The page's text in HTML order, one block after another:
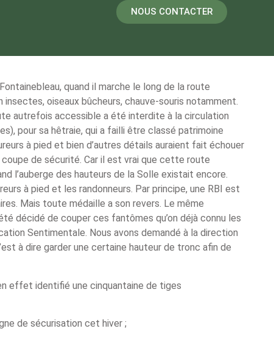
NOUS CONTACTER
quand il marche le long de la route
oiseaux bûcheurs, chauve-souris notamment.
autrefois accessible a été interdite à la circulation
pour sa hêtraie, qui a failli être classé patrimoine
à pied et bien d’autres détails auraient fait échouer
coupe de sécurité. Car il est vrai que cette route
l’auberge des hauteurs de la Solle existait encore.
à pied et les randonneurs. Par principe, une RBI est
Mais toute médaille a son revers. Le même
décidé de couper ces fantômes qu’on déjà connu les
Sentimentale. Nous avons demandé à la direction
à dire garder une certaine hauteur de tronc afin de
effet identifié une cinquantaine de tiges
de sécurisation cet hiver ;